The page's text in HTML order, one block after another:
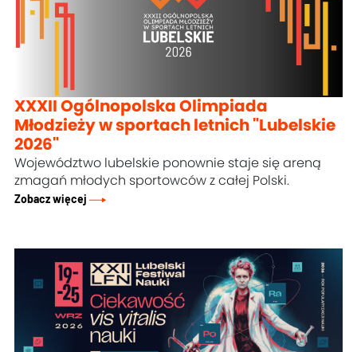
XXXII Ogólnopolska Olimpiada
Młodzieży w sportach letnich "Lubelskie
2026"
Województwo lubelskie ponownie staje się areną
zmagań młodych sportowców z całej Polski.
Zobacz więcej